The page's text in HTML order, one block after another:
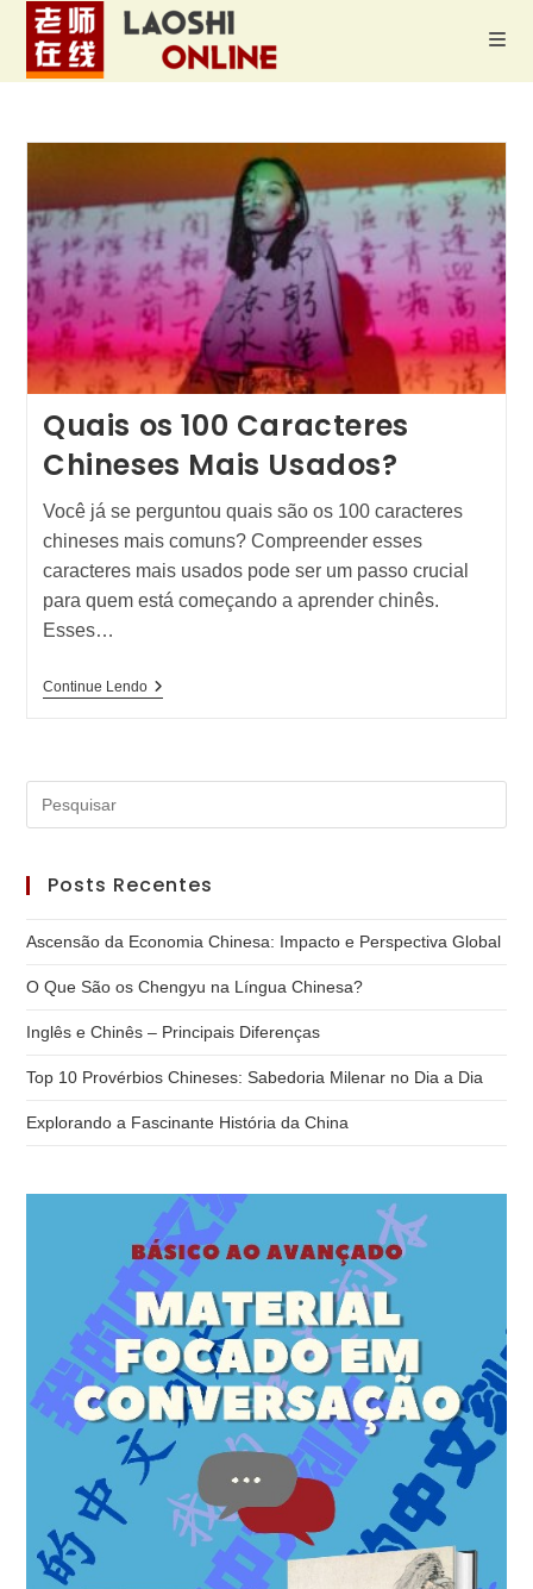
Quais os 100 Caracteres
Chineses Mais Usados?
Você já se perguntou quais são os 100 caracteres
chineses mais comuns? Compreender esses
caracteres mais usados pode ser um passo crucial
para quem está começando a aprender chinês.
Esses…
Continue LendoQuais
Mais
a
Posts Recentes
Ascensão da Economia Chinesa: Impacto e Perspectiva Global
O Que São os Chengyu na Língua Chinesa?
Inglês e Chinês – Principais Diferenças
Top 10 Provérbios Chineses: Sabedoria Milenar no Dia a Dia
Explorando a Fascinante História da China